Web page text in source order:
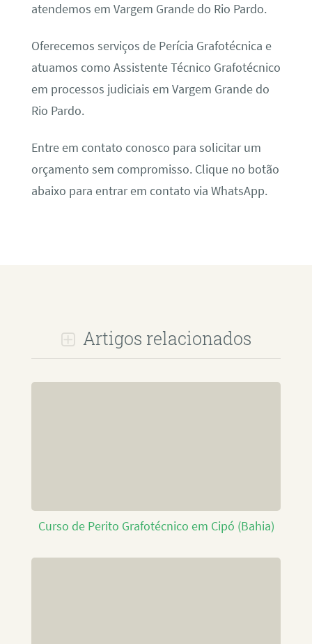
atendemos em Vargem Grande do Rio Pardo.
Oferecemos serviços de Perícia Grafotécnica e
atuamos como Assistente Técnico Grafotécnico
em processos judiciais em Vargem Grande do
Rio Pardo.
Entre em contato conosco para solicitar um
orçamento sem compromisso. Clique no botão
abaixo para entrar em contato via WhatsApp.
Artigos relacionados
Curso de Perito Grafotécnico em Cipó (Bahia)